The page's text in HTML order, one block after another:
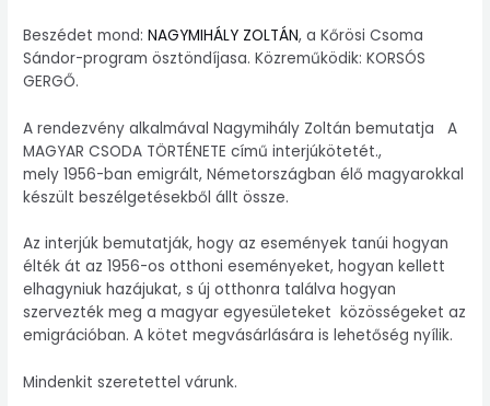
Beszédet mond: NAGYMIHÁLY ZOLTÁN, a Kőrösi Csoma
Sándor-program ösztöndíjasa. Közreműködik: KORSÓS
GERGŐ.
A rendezvény alkalmával Nagymihály Zoltán bemutatja A
MAGYAR CSODA TÖRTÉNETE című interjúkötetét.,
mely 1956-ban emigrált, Németországban élő magyarokkal
készült beszélgetésekből állt össze.
Az interjúk bemutatják, hogy az események tanúi hogyan
élték át az 1956-os otthoni eseményeket, hogyan kellett
elhagyniuk hazájukat, s új otthonra találva hogyan
szervezték meg a magyar egyesületeket közösségeket az
emigrációban. A kötet megvásárlására is lehetőség nyílik.
Mindenkit szeretettel várunk.